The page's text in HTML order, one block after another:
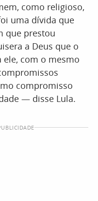
como religioso,
uma dívida que
que prestou
a Deus que o
com o mesmo
compromisso
— disse Lula.